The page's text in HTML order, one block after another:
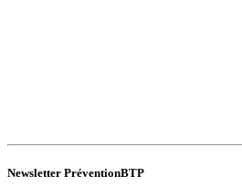
Newsletter PréventionBTP